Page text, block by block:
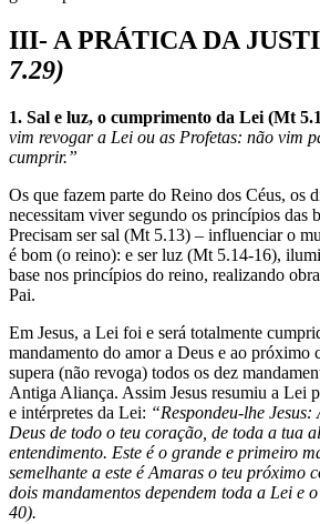
III- APRÁTICA DA
7.29)
1. Sal e luz, o cumprimento da Lei (Mt
vim revogar a Lei ou as Profetas: não vim
cumprir.”
Os que fazem parte do Reino dos Céus, os
necessitam viver segundo os princípios das
Precisam ser sal (Mt 5.13) – influenciar o
é bom (o reino): e ser luz (Mt 5.14-16),
base nos princípios do reino, realizando
Pai.
Em Jesus, a Lei foi e será totalmente
mandamento do amor a Deus e ao próximo
supera (não revoga) todos os dez
Antiga Aliança. Assim Jesus resumiu a Lei
e intérpretes da Lei: “Respondeu-lhe
Deus de todo o teu coração, de toda a tua
entendimento. Este é o grande e primeiro
semelhante a este é Amaras o teu próximo
dois mandamentos dependem toda a Lei e
40).